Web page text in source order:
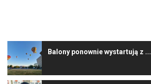
Balony ponownie wystartują z ...